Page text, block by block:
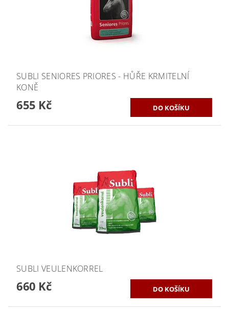
SUBLI SENIORES PRIORES - HŮŘE KRMITELNÍ
KONĚ
655 Kč
SUBLI VEULENKORREL
660 Kč